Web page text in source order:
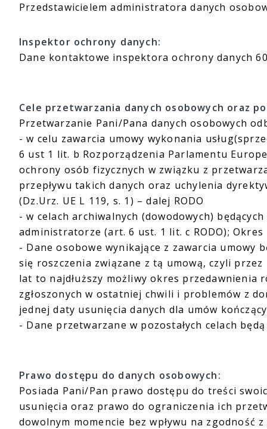
Przedstawicielem administratora danych
Inspektor ochrony danych:
Dane kontaktowe inspektora ochrony danych
Cele przetwarzania danych osobowych oraz
Przetwarzanie Pani/Pana danych osobowych
- w celu zawarcia umowy wykonania
6 ust 1 lit. b Rozporządzenia Parlamentu
ochrony osób fizycznych w związku z
przepływu takich danych oraz uchylenia
(Dz.Urz. UE L 119, s. 1) – dalej RODO
- w celach archiwalnych (dowodowych)
administratorze (art. 6 ust. 1 lit. c RODO);
- Dane osobowe wynikające z zawarcia
się roszczenia związane z tą umową, czyli
lat to najdłuższy możliwy okres przedawnienia
zgłoszonych w ostatniej chwili i problemów z
jednej daty usunięcia danych dla umów
- Dane przetwarzane w pozostałych celach
Prawo dostępu do danych osobowych:
Posiada Pani/Pan prawo dostępu do treści
usunięcia oraz prawo do ograniczenia ich
dowolnym momencie bez wpływu na